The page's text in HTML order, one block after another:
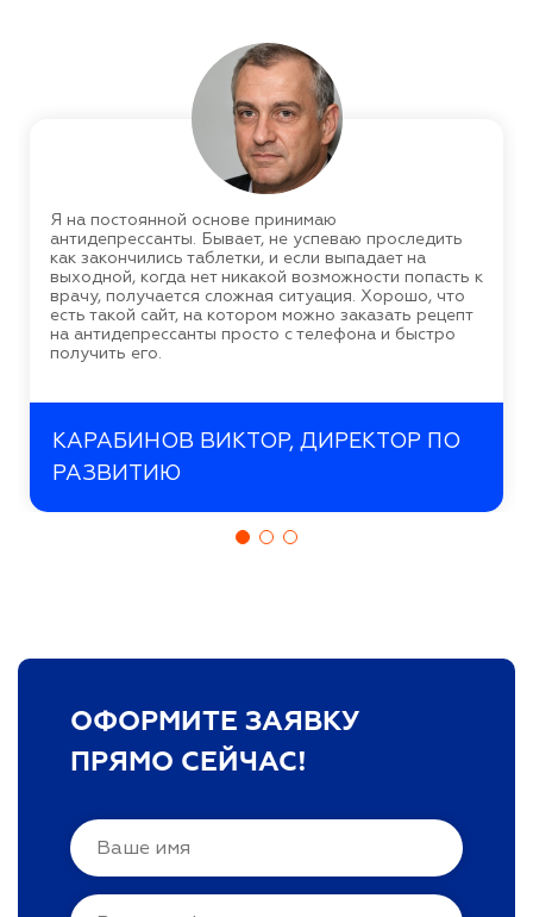
Я на постоянной основе принимаю
антидепрессанты. Бывает, не успеваю проследить
как закончились таблетки, и если выпадает на
выходной, когда нет никакой возможности попасть к
врачу, получается сложная ситуация. Хорошо, что
есть такой сайт, на котором можно заказать рецепт
на антидепрессанты просто с телефона и быстро
получить его.
КАРАБИНОВ ВИКТОР, ДИРЕКТОР ПО
РАЗВИТИЮ
ОФОРМИТЕ ЗАЯВКУ
ПРЯМО СЕЙЧАС!